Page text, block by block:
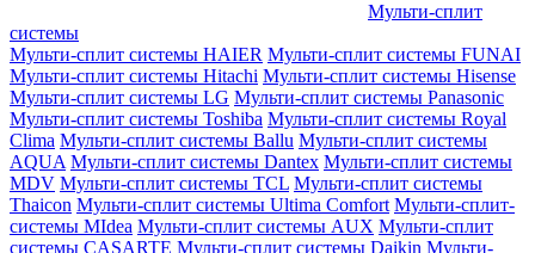
Мульти-сплит
системы
Мульти-сплит системы HAIER Мульти-сплит системы FUNAI
Мульти-сплит системы Hitachi Мульти-сплит системы Hisense
Мульти-сплит системы LG Мульти-сплит системы Panasonic
Мульти-сплит системы Toshiba Мульти-сплит системы Royal
Clima Мульти-сплит системы Ballu Мульти-сплит системы
AQUA Мульти-сплит системы Dantex Мульти-сплит системы
MDV Мульти-сплит системы TCL Мульти-сплит системы
Thaicon Мульти-сплит системы Ultima Comfort Мульти-сплит-
системы MIdea Мульти-сплит системы AUX Мульти-сплит
системы CASARTE Мульти-сплит системы Daikin Мульти-